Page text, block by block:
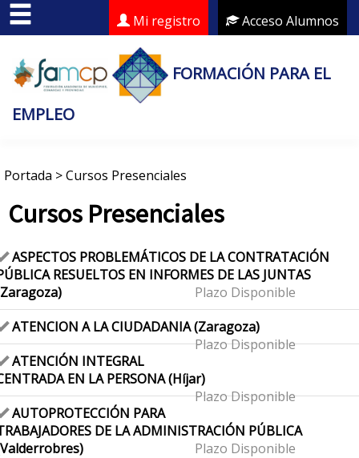
Acceso Alumnos
Mi registro
FORMACIÓN PARA EL
EMPLEO
Portada >Cursos Presenciales
Cursos Presenciales
ASPECTOS PROBLEMÁTICOS DE LA CONTRATACIÓN
RESUELTOS EN INFORMES DE LAS JUNTAS
Plazo Disponible
ATENCION A LA CIUDADANIA (Zaragoza)
Plazo Disponible
ATENCIÓN INTEGRAL
EN LA PERSONA (Híjar)
Plazo Disponible
AUTOPROTECCIÓN PARA
DE LA ADMINISTRACIÓN PÚBLICA
Plazo Disponible